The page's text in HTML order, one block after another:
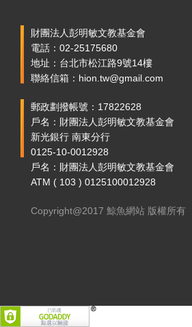
財團法人彭明敏文教基金會
電話：02-25175680
地址：台北市松江路9號14樓
聯絡信箱：hion.tw@gmail.com
郵政劃撥帳號：17822628
戶名：財團法人彭明敏文教基金會
新光銀行 南東分行
0125-10-0012928
戶名：財團法人彭明敏文教基金會
ATM ( 103 ) 0125100012928
Copyright@2017 鯨魚網站 版權所有